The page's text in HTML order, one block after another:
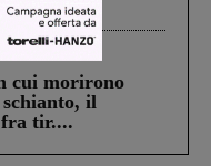
cui morirono
il
fra tir....